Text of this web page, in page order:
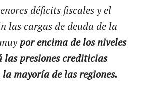
déficits fiscales y el
las cargas de deuda de la
por encima de los niveles
presiones crediticias
mayoría de las regiones.